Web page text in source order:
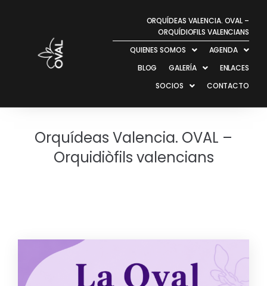
ORQUÍDEAS VALENCIA. OVAL –
ORQUÍDIOFILS VALENCIANS
QUIENES SOMOS
AGENDA
BLOG
GALERÍA
ENLACES
SOCIOS
CONTACTO
Orquídeas Valencia. OVAL –
Orquidiòfils valencians